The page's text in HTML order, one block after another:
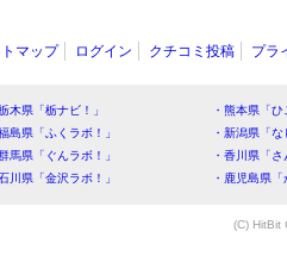
マップ ログイン クチコミ投稿 プラ
木県「栃ナビ！」
・熊本県「
島県「ふくラボ！」
・新潟県「
馬県「ぐんラボ！」
・香川県「
川県「金沢ラボ！」
・鹿児島県
(C) HitBit